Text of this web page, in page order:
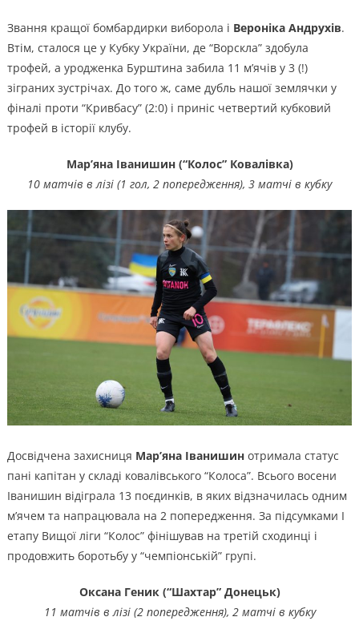
Звання кращої бомбардирки виборола і Вероніка Андрухів.
Втім, сталося це у Кубку України, де “Ворскла” здобула
трофей, а уродженка Бурштина забила 11 м’ячів у 3 (!)
зіграних зустрічах. До того ж, саме дубль нашої землячки у
фіналі проти “Кривбасу” (2:0) і приніс четвертий кубковий
трофей в історії клубу.
Мар’яна Іванишин (“Колос” Ковалівка)
10 матчів в лізі (1 гол, 2 попередження), 3 матчі в кубку
Досвідчена захисниця Мар’яна Іванишинотримала статус
пані капітан у складі ковалівського “Колоса”. Всього восени
Іванишин відіграла 13 поєдинків, в яких відзначилась одним
м’ячем та напрацювала на 2 попередження. За підсумками І
етапу Вищої ліги “Колос” фінішував на третій сходинці і
продовжить боротьбу у “чемпіонській” групі.
Оксана Геник (“Шахтар” Донецьк)
11 матчів в лізі (2 попередження), 2 матчі в кубку